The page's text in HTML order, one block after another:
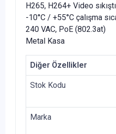
H265, H264+ Video
-10°C / +55°C çalışma
240 VAC, PoE (802.3at)
Metal Kasa
Diğer Özellikler
Stok Kodu
Marka